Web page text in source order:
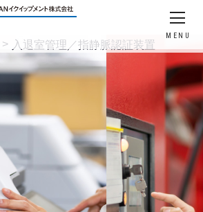
MENU
入退室管理／指静脈認証装置